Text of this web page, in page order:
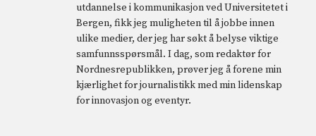
utdannelse i kommunikasjon ved Universitetet i
Bergen, fikk jeg muligheten til å jobbe innen
ulike medier, der jeg har søkt å belyse viktige
samfunnsspørsmål. I dag, som redaktør for
Nordnesrepublikken, prøver jeg å forene min
kjærlighet for journalistikk med min lidenskap
for innovasjon og eventyr.